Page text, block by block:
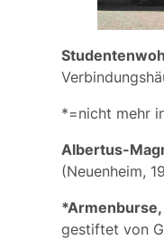
*=nicht mehr
Albertus-
(Neuenheim,
gestiftet von